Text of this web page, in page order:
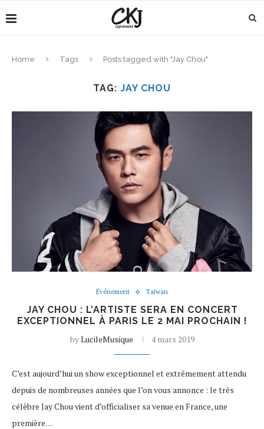
Home Tags Posts tagged with "Jay Chou"
TAG: JAY CHOU
Événement Taïwan
JAY CHOU : L’ARTISTE SERA EN CONCERT
EXCEPTIONNEL À PARIS LE 2 MAI PROCHAIN !
byLucileMusique 4 mars 2019
C’est aujourd’hui un show exceptionnel et extrêmement attendu
depuis de nombreuses années que l’on vous annonce : le très
célèbre Jay Chou vient d’officialiser sa venue en France, une
première…